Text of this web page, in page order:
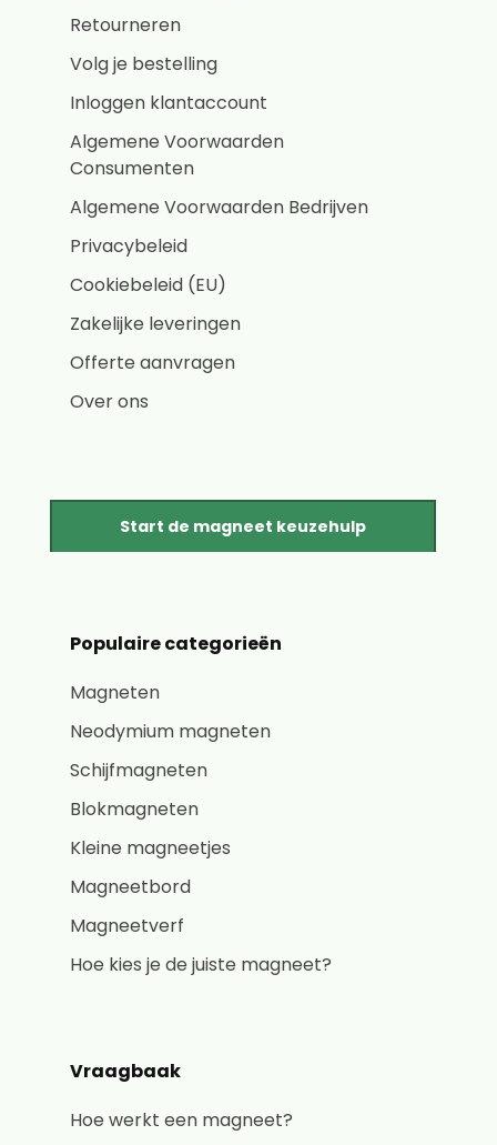
Retourneren
Volg je bestelling
Inloggen klantaccount
Algemene Voorwaarden
Consumenten
Algemene Voorwaarden Bedrijven
Privacybeleid
Cookiebeleid (EU)
Zakelijke leveringen
Offerte aanvragen
Over ons
Start de magneet keuzehulp
Populaire categorieën
Magneten
Neodymium magneten
Schijfmagneten
Blokmagneten
Kleine magneetjes
Magneetbord
Magneetverf
Hoe kies je de juiste magneet?
Vraagbaak
Hoe werkt een magneet?